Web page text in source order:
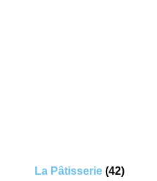
La Pâtisserie (42)